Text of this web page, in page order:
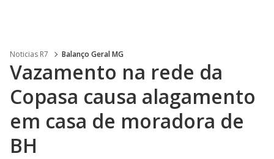
Noticias R7 Balanço Geral MG
Vazamento na rede da
Copasa causa alagamento
em casa de moradora de
BH